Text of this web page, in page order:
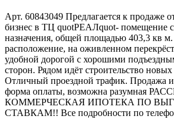
Арт. 60843049 Предлагается к продаже
бизнес в ТЦ quotРЕАЛquot- помещение
назначения, общей площадью 403,3 кв
расположение, на оживленном
удобной дорогой с хорошими
сторон. Рядом идёт строительство
Отличный проездной трафик. Продажа
форма оплаты, возможна разумная
КОММЕРЧЕСКАЯ ИПОТЕКА ПО
СТАВКАМ!! Все подробности по